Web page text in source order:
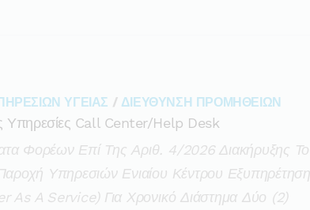
ΥΓΕΙΑΣ / ΔΙΕΥΘΥΝΣΗ ΠΡΟΜΗΘΕΙΩΝ
Υπηρεσίες Call Center/help Desk
Φορέων Επί Της Αριθ. 4/2026 Διακήρυξης
Υπηρεσιών Ενιαίου Κέντρου
A Service) Για Χρονικό Διάστημα Δύο (2)